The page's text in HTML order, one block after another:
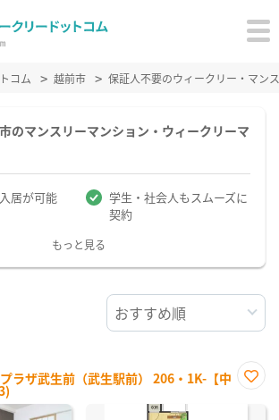
コム 越前市 保証人不要のウィークリー・マン
のマンスリーマンション・ウィークリーマ
居が可能
学生・社会人もスムーズに
契約
もっと見る
ラザ武生前（武生駅前） 206・1K-【中
に入